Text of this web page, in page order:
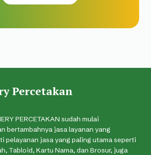
Percetakan
PERCETAKAN sudah mulai
bertambahnya jasa layanan yang
pelayanan jasa yang paling utama seperti
Tabloid, Kartu Nama, dan Brosur, juga